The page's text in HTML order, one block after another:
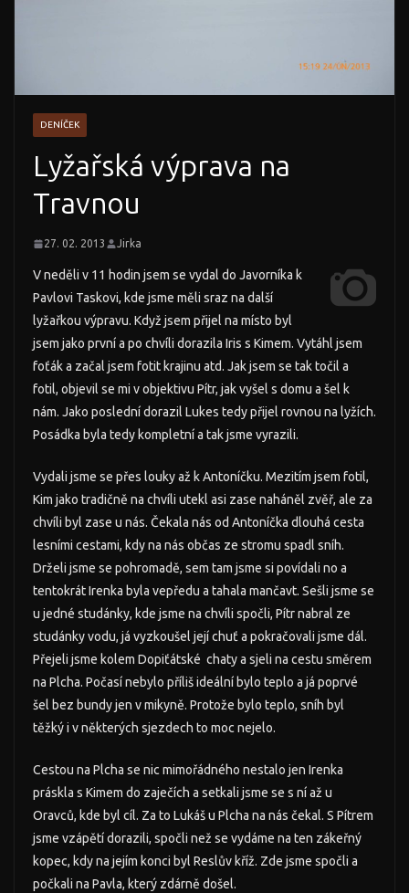
DENÍČEK
Lyžařská výprava na
Travnou
27. 02. 2013 Jirka
V neděli v 11 hodin jsem se vydal do Javorníka k
Pavlovi Taskovi, kde jsme měli sraz na další
lyžařkou výpravu. Když jsem přijel na místo byl
jsem jako první a po chvíli dorazila Iris s Kimem. Vytáhl jsem
foťák a začal jsem fotit krajinu atd. Jak jsem se tak točil a
fotil, objevil se mi v objektivu Pítr, jak vyšel s domu a šel k
nám. Jako poslední dorazil Lukes tedy přijel rovnou na lyžích.
Posádka byla tedy kompletní a tak jsme vyrazili.
Vydali jsme se přes louky až k Antoníčku. Mezitím jsem fotil,
Kim jako tradičně na chvíli utekl asi zase naháněl zvěř, ale za
chvíli byl zase u nás. Čekala nás od Antoníčka dlouhá cesta
lesními cestami, kdy na nás občas ze stromu spadl sníh.
Drželi jsme se pohromadě, sem tam jsme si povídali no a
tentokrát Irenka byla vepředu a tahala mančavt. Sešli jsme se
u jedné studánky, kde jsme na chvíli spočli, Pítr nabral ze
studánky vodu, já vyzkoušel její chuť a pokračovali jsme dál.
Přejeli jsme kolem Dopiťátské chaty a sjeli na cestu směrem
na Plcha. Počasí nebylo příliš ideální bylo teplo a já poprvé
šel bez bundy jen v mikyně. Protože bylo teplo, sníh byl
těžký i v některých sjezdech to moc nejelo.
Cestou na Plcha se nic mimořádného nestalo jen Irenka
práskla s Kimem do zaječích a setkali jsme se s ní až u
Oravců, kde byl cíl. Za to Lukáš u Plcha na nás čekal. S Pítrem
jsme vzápětí dorazili, spočli než se vydáme na ten zákeřný
kopec, kdy na jejím konci byl Reslův kříž. Zde jsme spočli a
počkali na Pavla, který zdárně došel.